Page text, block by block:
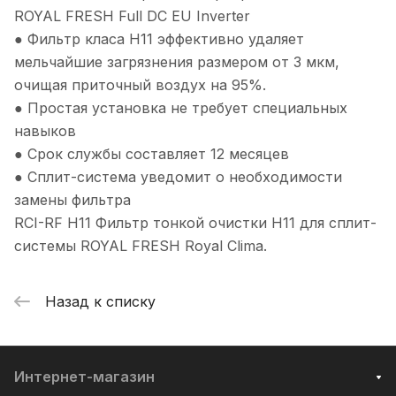
ROYAL FRESH Full DC EU Inverter
● Фильтр класа H11 эффективно удаляет
мельчайшие загрязнения размером от 3 мкм,
очищая приточный воздух на 95%.
● Простая установка не требует специальных
навыков
● Срок службы составляет 12 месяцев
● Сплит-система уведомит о необходимости
замены фильтра
RCI-RF H11 Фильтр тонкой очистки H11 для сплит-
системы ROYAL FRESH Royal Clima.
Назад к списку
Интернет-магазин